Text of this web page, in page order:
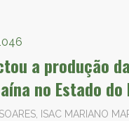
a produção
no Estado do
ISAC MARIANO